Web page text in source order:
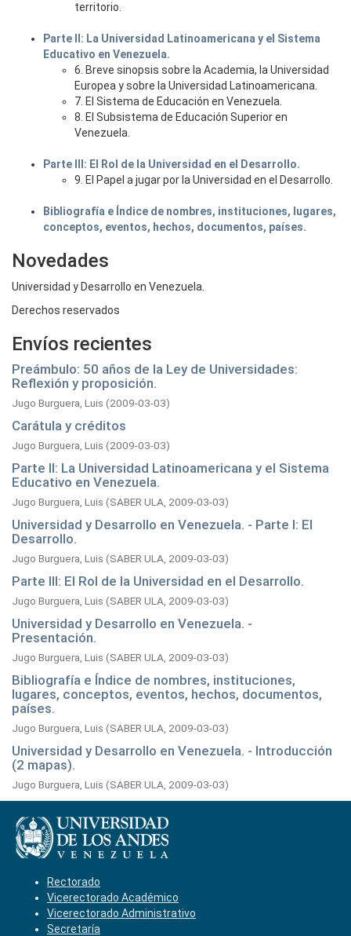
territorio.
Parte II: La Universidad Latinoamericana y el Sistema
Educativo en Venezuela.
6. Breve sinopsis sobre la Academia, la Universidad
Europea y sobre la Universidad Latinoamericana.
7. El Sistema de Educación en Venezuela.
8. El Subsistema de Educación Superior en
Venezuela.
Parte III: El Rol de la Universidad en el Desarrollo.
9. El Papel a jugar por la Universidad en el Desarrollo.
Bibliografía e Índice de nombres, instituciones, lugares,
conceptos, eventos, hechos, documentos, países.
Novedades
Universidad y Desarrollo en Venezuela.
Derechos reservados
Envíos recientes
Preámbulo: 50 años de la Ley de Universidades:
Reflexión y proposición.
Jugo Burguera, Luis (2009-03-03)
Carátula y créditos
Jugo Burguera, Luis (2009-03-03)
Parte II: La Universidad Latinoamericana y el Sistema
Educativo en Venezuela.
Jugo Burguera, Luis (SABER ULA, 2009-03-03)
Universidad y Desarrollo en Venezuela. - Parte I: El
Desarrollo.
Jugo Burguera, Luis (SABER ULA, 2009-03-03)
Parte III: El Rol de la Universidad en el Desarrollo.
Jugo Burguera, Luis (SABER ULA, 2009-03-03)
Universidad y Desarrollo en Venezuela. -
Presentación.
Jugo Burguera, Luis (SABER ULA, 2009-03-03)
Bibliografía e Índice de nombres, instituciones,
lugares, conceptos, eventos, hechos, documentos,
países.
Jugo Burguera, Luis (SABER ULA, 2009-03-03)
Universidad y Desarrollo en Venezuela. - Introducción
(2 mapas).
Jugo Burguera, Luis (SABER ULA, 2009-03-03)
Rectorado
Vicerectorado Académico
Vicerectorado Administrativo
Secretaría